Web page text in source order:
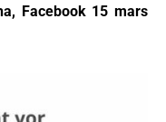
Facebook 15 mars